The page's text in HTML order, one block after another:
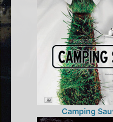
Camping